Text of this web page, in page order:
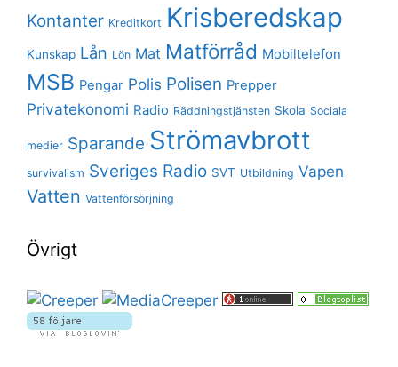
Kontanter Kreditkort Krisberedskap
Kunskap Lån Lön Mat Matförråd Mobiltelefon
MSB Pengar Polis Polisen Prepper
Privatekonomi Radio Räddningstjänsten Skola Sociala
medier Sparande Strömavbrott
survivalism Sveriges Radio SVT Utbildning Vapen
Vatten Vattenförsörjning
Övrigt